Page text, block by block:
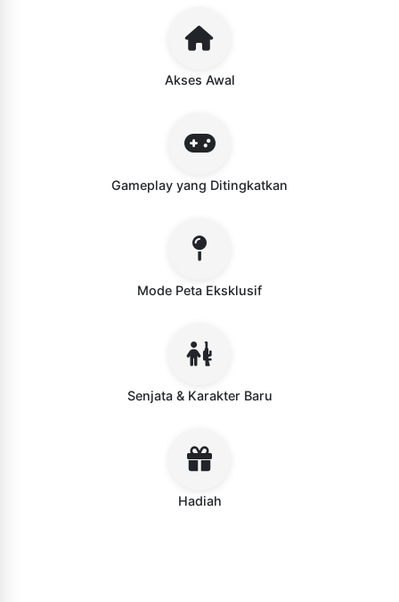
Akses Awal
Gameplay yang Ditingkatkan
Mode Peta Eksklusif
Senjata & Karakter Baru
Hadiah